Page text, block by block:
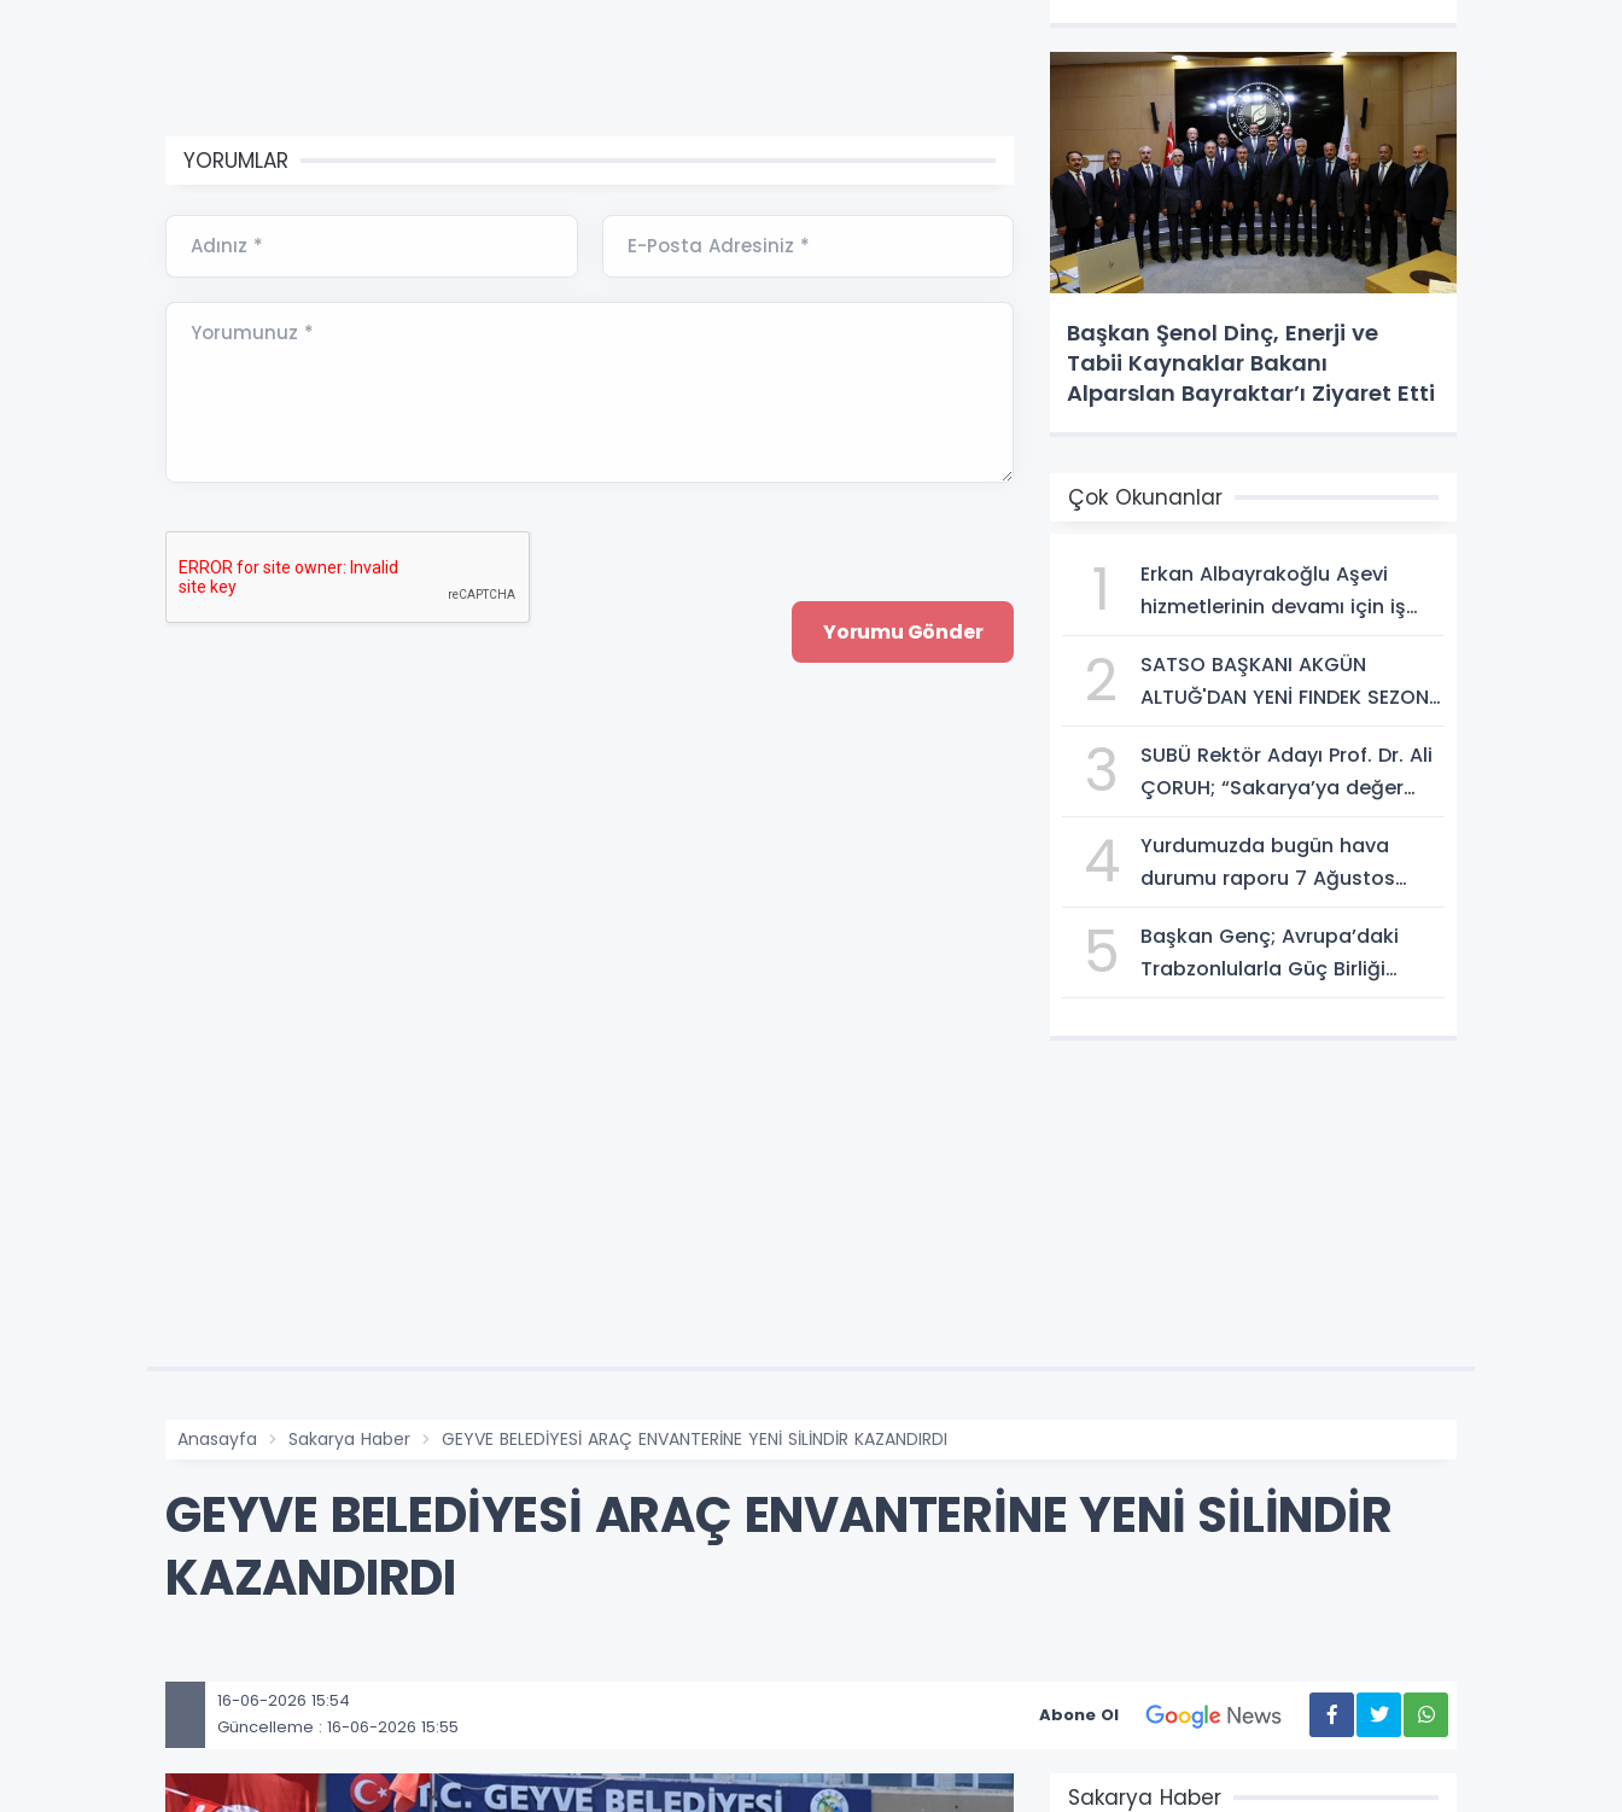
YORUMLAR
Adınız * E-Posta Adresiniz *
Yorumunuz *
Başkan Şenol Dinç, Enerji ve
Tabii Kaynaklar Bakanı
Alparslan Bayraktar’ı Ziyaret Etti
Çok Okunanlar
1
Erkan Albayrakoğlu Aşevi
hizmetlerinin devamı için iş
2
SATSO BAŞKANI AKGÜN
ALTUĞ'DAN YENİ FINDEK SEZONU
3
SUBÜ Rektör Adayı Prof. Dr. Ali
ÇORUH; “Sakarya’ya değer
etmek istiyorum”
4
Yurdumuzda bugün hava
durumu raporu 7 Ağustos
5
Başkan Genç; Avrupa’daki
Trabzonlularla Güç Birliği
Anasayfa Sakarya Haber GEYVE BELEDİYESİ ARAÇ ENVANTERİNE YENİ SİLİNDİR KAZANDIRDI
GEYVE BELEDİYESİ ARAÇ ENVANTERİNE YENİ SİLİNDİR
KAZANDIRDI
16-06-2026 15:54
Güncelleme : 16-06-2026 15:55
Abone Ol
Sakarya Haber